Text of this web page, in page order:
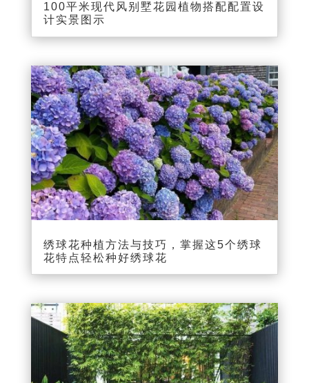
100平米现代风别墅花园植物搭配配置设
计实景图示
绣球花种植方法与技巧，掌握这5个绣球
花特点轻松种好绣球花